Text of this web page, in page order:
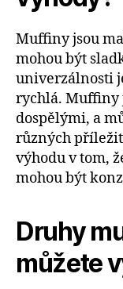
Muffiny jsou
mohou být
univerzálnosti
rychlá. Muffiny
dospělými, a
různých
výhodu v tom,
mohou být
Druhy
můžete